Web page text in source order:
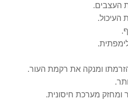
העצבים.
ומנקה את רקמת העור.
ומחזק מערכת חיסונית.